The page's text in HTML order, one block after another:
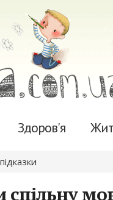
Здоров'я
спільну